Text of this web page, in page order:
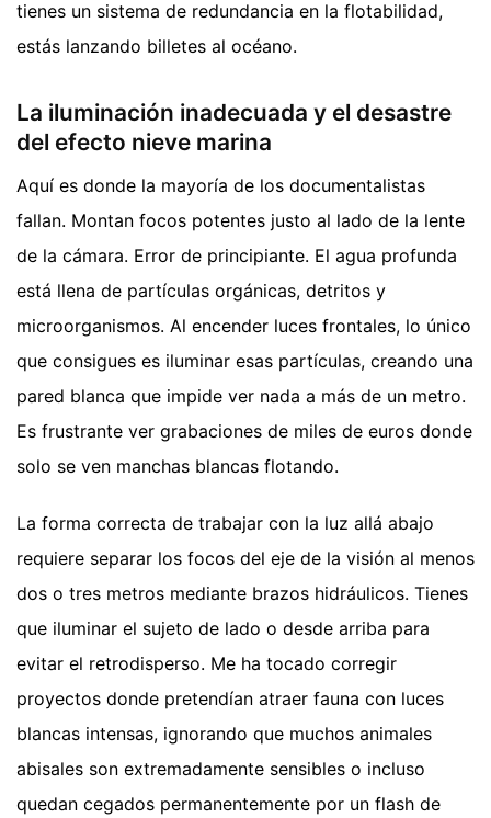
tienes un sistema de redundancia en la flotabilidad,
estás lanzando billetes al océano.
La iluminación inadecuada y el desastre
del efecto nieve marina
Aquí es donde la mayoría de los documentalistas
fallan. Montan focos potentes justo al lado de la lente
de la cámara. Error de principiante. El agua profunda
está llena de partículas orgánicas, detritos y
microorganismos. Al encender luces frontales, lo único
que consigues es iluminar esas partículas, creando una
pared blanca que impide ver nada a más de un metro.
Es frustrante ver grabaciones de miles de euros donde
solo se ven manchas blancas flotando.
La forma correcta de trabajar con la luz allá abajo
requiere separar los focos del eje de la visión al menos
dos o tres metros mediante brazos hidráulicos. Tienes
que iluminar el sujeto de lado o desde arriba para
evitar el retrodisperso. Me ha tocado corregir
proyectos donde pretendían atraer fauna con luces
blancas intensas, ignorando que muchos animales
abisales son extremadamente sensibles o incluso
quedan cegados permanentemente por un flash de